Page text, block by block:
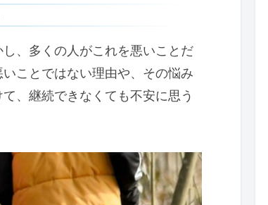
、多くの人がこれを悪いことだ
ことではない理由や、その悩み
、継続できなくても不安に思う